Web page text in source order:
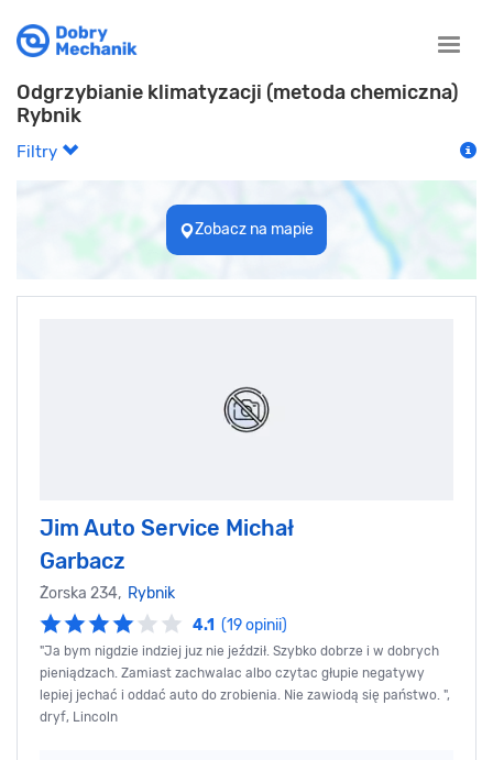
Toggle
Odgrzybianie klimatyzacji (metoda chemiczna)
Rybnik
Filtry
Zobacz na mapie
Jim Auto Service Michał
Garbacz
Żorska 234, Rybnik
4.1 (19 opinii)
"Ja bym nigdzie indziej juz nie jeździł. Szybko dobrze i w dobrych
pieniądzach. Zamiast zachwalac albo czytac głupie negatywy
lepiej jechać i oddać auto do zrobienia. Nie zawiodą się państwo. ",
dryf, Lincoln